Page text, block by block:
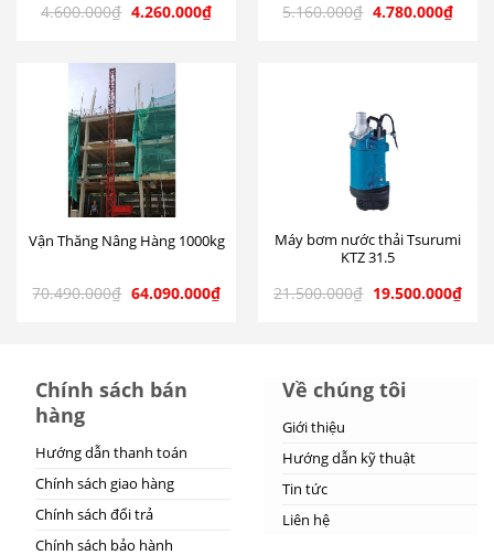
4.600.000₫ 4.260.000₫ 5.160.000₫ 4.780.000₫
Vận Thăng Nâng Hàng 1000kg
70.490.000₫ 64.090.000₫
Máy bơm nước thải Tsurumi
KTZ 31.5
21.500.000₫ 19.500.000₫
Chính sách bán
hàng
Hướng dẫn thanh toán
Chính sách giao hàng
Chính sách đổi trả
Chính sách bảo hành
Về chúng tôi
Giới thiệu
Hướng dẫn kỹ thuật
Tin tức
Liên hệ